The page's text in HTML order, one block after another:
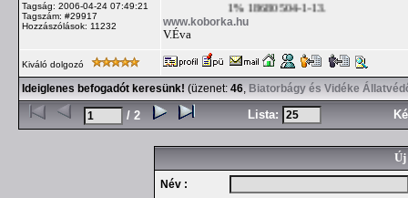
Tagság: 2006-04-24 07:49:21
Tagszám: #29917
Hozzászólások: 11232
1% 18680504-1-13.
www.koborka.hu
V.Éva
Kiváló dolgozó
Ideiglenes befogadót keresünk! (üzenet: 46, Biatorbágy és Vidéke
/ 2 Lista:
Új
Név :